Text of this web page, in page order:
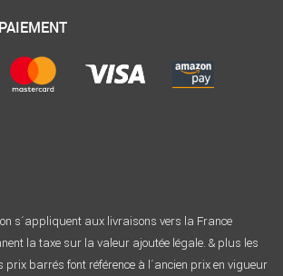
s´appliquent aux livraisons vers la France
la taxe sur la valeur ajoutée légale. & plus les
prix barrés font référence à l´ancien prix en vigueur